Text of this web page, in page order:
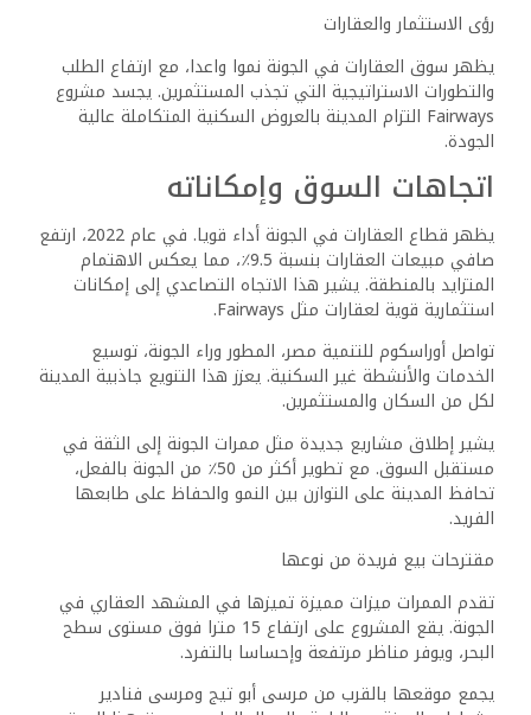
رؤى الاستثمار والعقارات
يظهر سوق العقارات في الجونة نموا واعدا، مع ارتفاع الطلب
والتطورات الاستراتيجية التي تجذب المستثمرين. يجسد مشروع
Fairways التزام المدينة بالعروض السكنية المتكاملة عالية
الجودة.
اتجاهات السوق وإمكاناته
يظهر قطاع العقارات في الجونة أداء قويا. في عام 2022، ارتفع
صافي مبيعات العقارات بنسبة 9.5٪، مما يعكس الاهتمام
المتزايد بالمنطقة. يشير هذا الاتجاه التصاعدي إلى إمكانات
استثمارية قوية لعقارات مثل Fairways.
تواصل أوراسكوم للتنمية مصر، المطور وراء الجونة، توسيع
الخدمات والأنشطة غير السكنية. يعزز هذا التنويع جاذبية المدينة
لكل من السكان والمستثمرين.
يشير إطلاق مشاريع جديدة مثل ممرات الجونة إلى الثقة في
مستقبل السوق. مع تطوير أكثر من 50٪ من الجونة بالفعل،
تحافظ المدينة على التوازن بين النمو والحفاظ على طابعها
الفريد.
مقترحات بيع فريدة من نوعها
تقدم الممرات ميزات مميزة تميزها في المشهد العقاري في
الجونة. يقع المشروع على ارتفاع 15 مترا فوق مستوى سطح
البحر، ويوفر مناظر مرتفعة وإحساسا بالتفرد.
يجمع موقعها بالقرب من مرسى أبو تيج ومرسى فنادير